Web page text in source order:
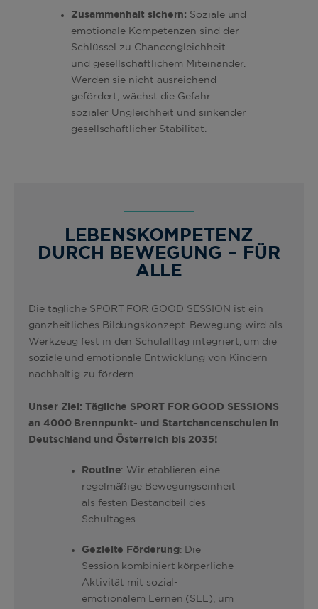
Zusammenhalt sichern: Soziale und
emotionale Kompetenzen sind der
Schlüssel zu Chancengleichheit
und gesellschaftlichem Miteinander.
Werden sie nicht ausreichend
gefördert, wächst die Gefahr
sozialer Ungleichheit und sinkender
gesellschaftlicher Stabilität.
LEBENSKOMPETENZ
DURCH BEWEGUNG – FÜR
ALLE
Die tägliche SPORT FOR GOOD SESSION ist ein
ganzheitliches Bildungskonzept. Bewegung wird als
Werkzeug fest in den Schulalltag integriert, um die
soziale und emotionale Entwicklung von Kindern
nachhaltig zu fördern.
Unser Ziel: Tägliche SPORT FOR GOOD SESSIONS
an 4000 Brennpunkt- und Startchancenschulen in
Deutschland und Österreich bis 2035!
Routine: Wir etablieren eine
regelmäßige Bewegungseinheit
als festen Bestandteil des
Schultages.
Gezielte Förderung: Die
Session kombiniert körperliche
Aktivität mit sozial-
emotionalem Lernen (SEL), um